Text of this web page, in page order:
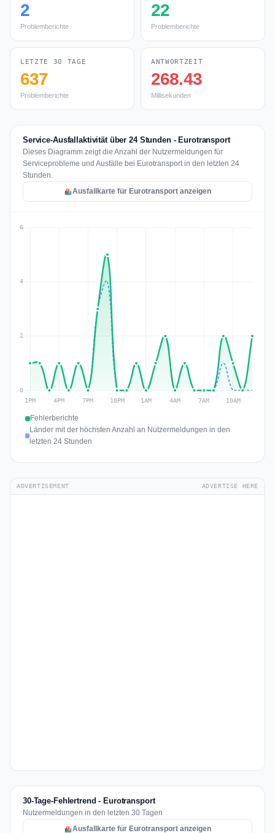
2
Problemberichte
22
Problemberichte
LETZTE 30 TAGE
637
Problemberichte
ANTWORTZEIT
268.43
Millisekunden
Service-Ausfallaktivität über 24 Stunden - Eurotransport
Dieses Diagramm zeigt die Anzahl der Nutzermeldungen für
Serviceprobleme und Ausfälle bei Eurotransport in den letzten 24
Stunden.
Ausfallkarte für Eurotransport anzeigen
Fehlerberichte
Länder mit der höchsten Anzahl an Nutzermeldungen in den
letzten 24 Stunden
ADVERTISEMENT ADVERTISE HERE
30-Tage-Fehlertrend - Eurotransport
Nutzermeldungen in den letzten 30 Tagen
Ausfallkarte für Eurotransport anzeigen